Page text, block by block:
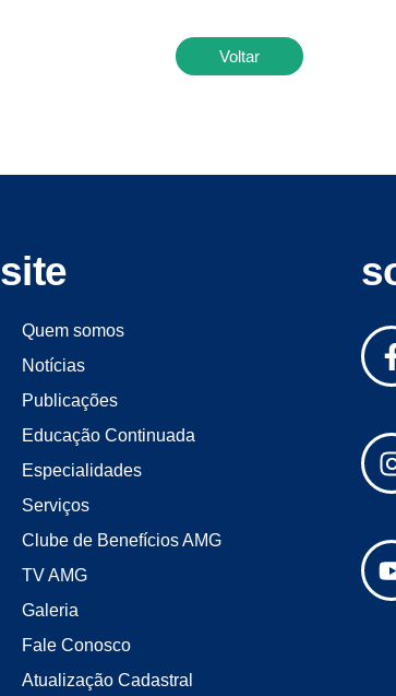
Voltar
site
Quem somos
Notícias
Publicações
Educação Continuada
Especialidades
Serviços
Clube de Benefícios AMG
TV AMG
Galeria
Fale Conosco
Atualização Cadastral